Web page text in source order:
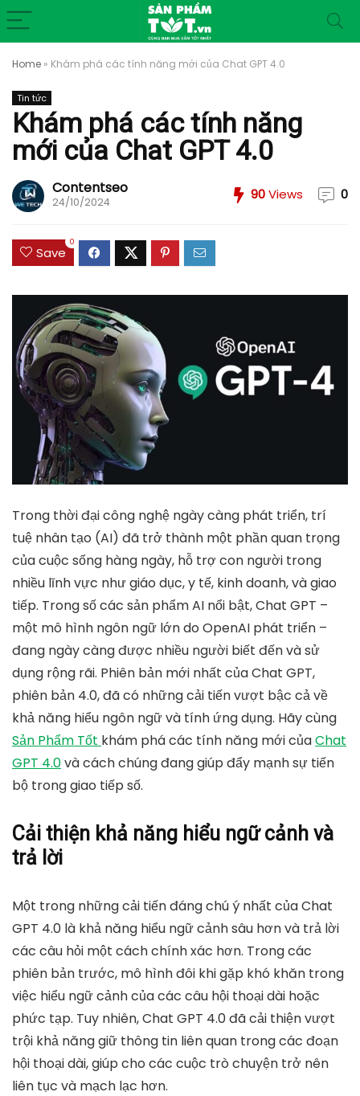
Home » Khám phá các tính năng mới của Chat GPT 4.0
Tin tức
Khám phá các tính năng
mới của Chat GPT 4.0
Contentseo
24/10/2024 90Views 0
Save
0
Trong thời đại công nghệ ngày càng phát triển, trí
tuệ nhân tạo (AI) đã trở thành một phần quan trọng
của cuộc sống hàng ngày, hỗ trợ con người trong
nhiều lĩnh vực như giáo dục, y tế, kinh doanh, và giao
tiếp. Trong số các sản phẩm AI nổi bật, Chat GPT –
một mô hình ngôn ngữ lớn do OpenAI phát triển –
đang ngày càng được nhiều người biết đến và sử
dụng rộng rãi. Phiên bản mới nhất của Chat GPT,
phiên bản 4.0, đã có những cải tiến vượt bậc cả về
khả năng hiểu ngôn ngữ và tính ứng dụng. Hãy cùng
Sản Phẩm Tốt khám phá các tính năng mới củaChat
GPT 4.0và cách chúng đang giúp đẩy mạnh sự tiến
bộ trong giao tiếp số.
Cải thiện khả năng hiểu ngữ cảnh và
trả lời
Một trong những cải tiến đáng chú ý nhất của Chat
GPT 4.0 là khả năng hiểu ngữ cảnh sâu hơnvà trả lời
các câu hỏi một cách chính xác hơn. Trong các
phiên bản trước, mô hình đôi khi gặp khó khăn trong
việc hiểu ngữ cảnh của các câu hội thoại dài hoặc
phức tạp. Tuy nhiên, Chat GPT 4.0 đã cải thiện vượt
trội khả năng giữ thông tin liên quan trong các đoạn
hội thoại dài, giúp cho các cuộc trò chuyện trở nên
liên tục và mạch lạc hơn.